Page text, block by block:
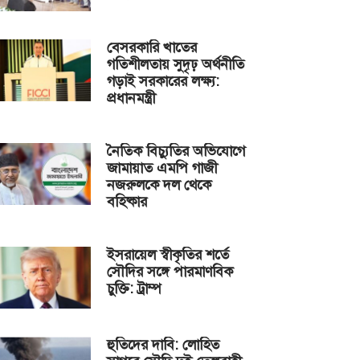
বেসরকারি খাতের
গতিশীলতায় সুদৃঢ় অর্থনীতি
গড়াই সরকারের লক্ষ্য:
প্রধানমন্ত্রী
নৈতিক বিচ্যুতির অভিযোগে
জামায়াত এমপি গাজী
নজরুলকে দল থেকে
বহিষ্কার
ইসরায়েল স্বীকৃতির শর্তে
সৌদির সঙ্গে পারমাণবিক
চুক্তি: ট্রাম্প
হুতিদের দাবি: লোহিত